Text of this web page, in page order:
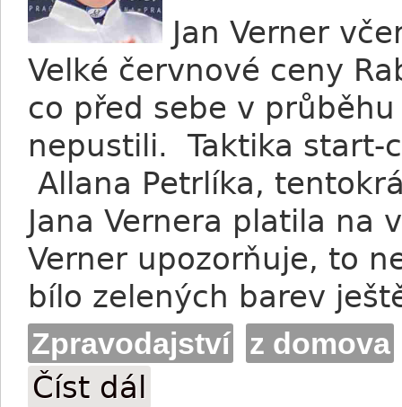
Jan Verner
Velké červnové ceny
co před sebe v
nepustili. Taktika start-
Allana Petrlíka,
Jana Vernera platila na
Verner upozorňuje, to
bílo zelených barev
Zpravodajství z domova
Číst dál